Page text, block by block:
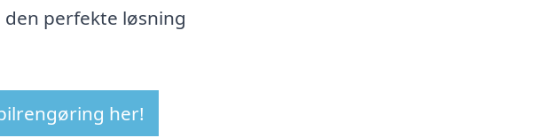
perfekte løsning
her!